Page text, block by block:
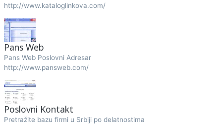
http://www.kataloglinkova.com/
Pans Web
Pans Web Poslovni Adresar
http://www.pansweb.com/
Poslovni Kontakt
Pretražite bazu firmi u Srbiji po delatnostima